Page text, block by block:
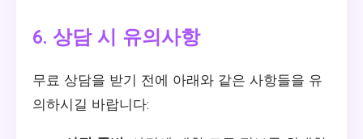
6. 상담 시 유의사항
무료 상담을 받기 전에 아래와 같은 사항들을 유
의하시길 바랍니다: